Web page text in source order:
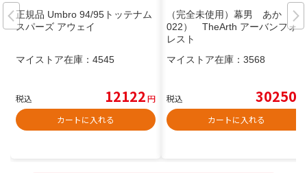
正規品 Umbro 94/95トッテナム
スパーズ アウェイ
マイストア在庫： 4545
税込 12122円
カートに入れる
（完全未使用）幕男 あか （2
022） TheArth アーバンフォ
レスト
マイストア在庫： 3568
税込 30250
カートに入れる